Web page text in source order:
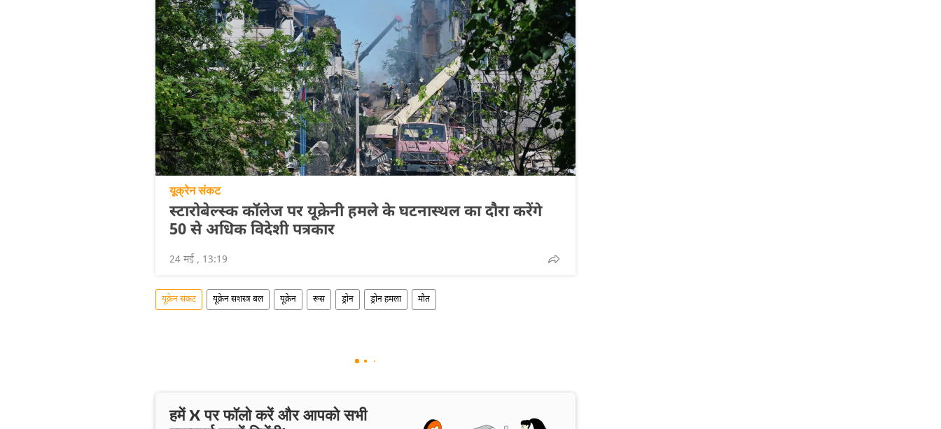
यूक्रेन संकट
स्टारोबेल्स्क कॉलेज पर यूक्रेनी हमले के घटनास्थल का दौरा करेंगे
50 से अधिक विदेशी पत्रकार
24 मई , 13:19
यूक्रेन संकट यूक्रेन सशस्त्र बल यूक्रेन रूस ड्रोन ड्रोन हमला मौत
हमें X पर फॉलो करें और आपको सभी